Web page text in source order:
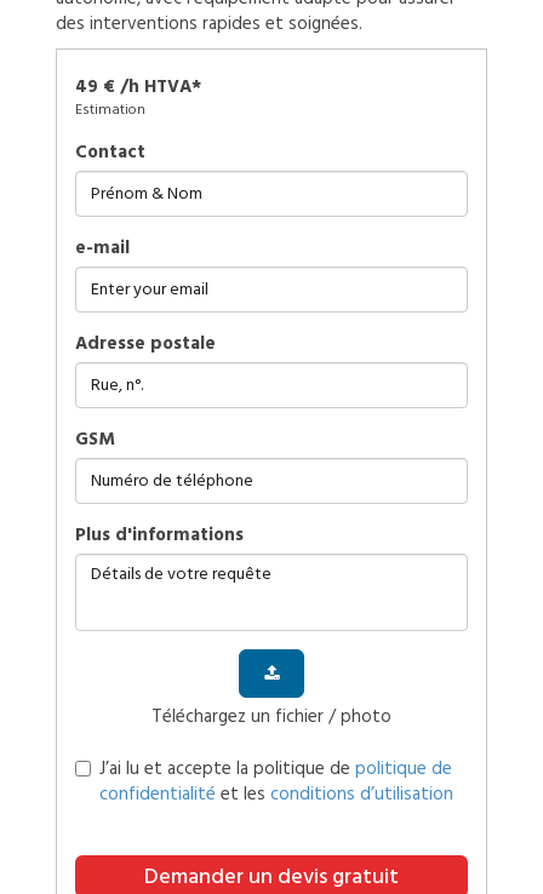
des interventions rapides et soignées.
49 € /h HTVA*
Estimation
Contact
e-mail
Adresse postale
GSM
plus d'informations
Téléchargez un fichier / photo
J’ai lu et accepte la politique de politique de
confidentialité et les conditions d’utilisation
Demander un devis gratuit